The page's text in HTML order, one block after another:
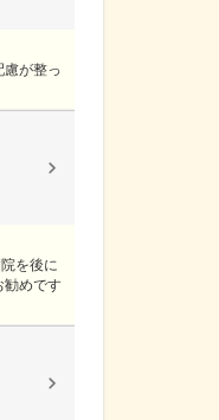
慮が整っ
を後に
勧めです